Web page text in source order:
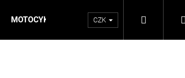
MOTOCYKLY CZK Hledat